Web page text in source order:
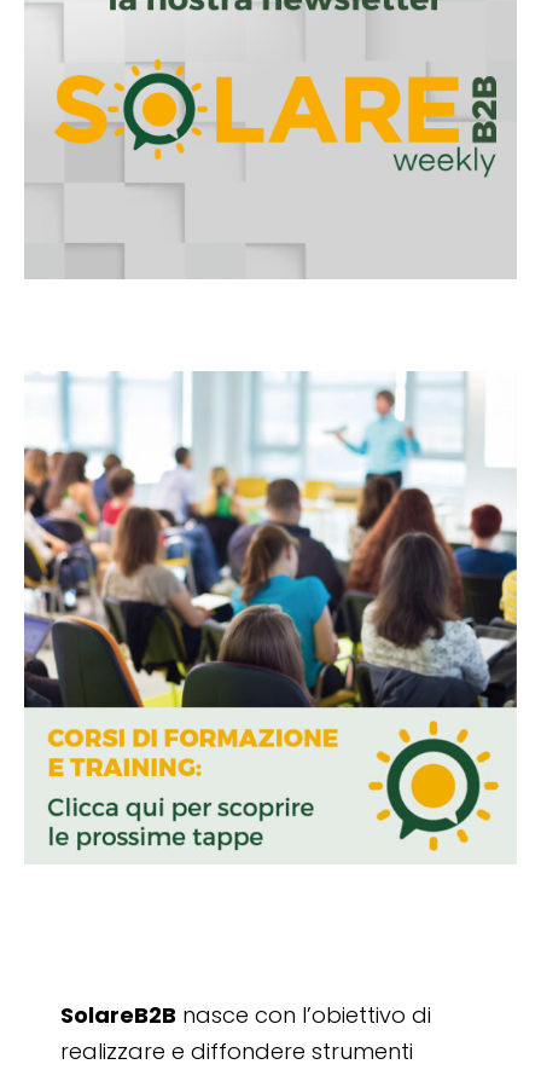
SolareB2B nasce con l’obiettivo di
realizzare e diffondere strumenti